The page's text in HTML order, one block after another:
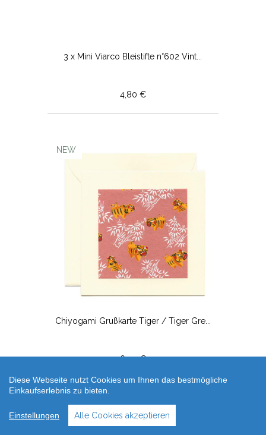
3 x Mini Viarco Bleistifte n°602 Vint...
4,80 €
NEW
Chiyogami Grußkarte Tiger / Tiger Gre...
6,90 €
Diese Webseite nutzt Cookies um Ihnen das bestmögliche
Einkaufserlebnis zu bieten.
Einstellungen Alle Cookies akzeptieren